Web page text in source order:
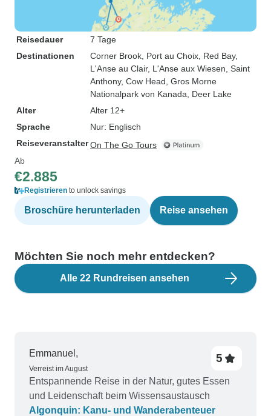
Reisedauer
7 Tage
Destinationen
Corner Brook , Port au Choix , Red Bay,
L'Anse au Clair, L'Anse aux Wiesen , Saint
Anthony, Cow Head , Gros Morne
Nationalpark von Kanada , Deer Lake
Alter
Alter 12+
Sprache
Nur: Englisch
ReiseveranstalterOn The Go Tours
Ab
€2.885
Registrieren to unlock savings
Broschüre herunterladen Reise ansehen
Möchten Sie noch mehr entdecken?
Alle 22 Rundreisen ansehen
Emmanuel,
Verreist im August
5
Entspannende Reise in der Natur, gutes Essen
und Leidenschaft beim Wissensaustausch
Algonquin: Kanu- und Wanderabenteuer